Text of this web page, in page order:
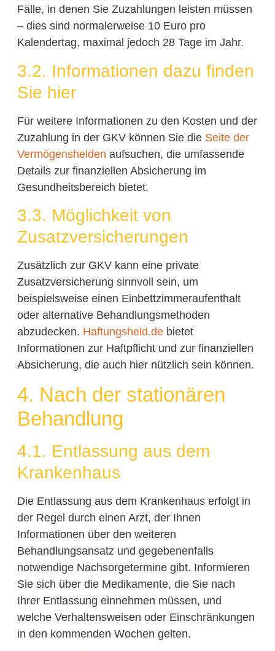
Fälle, in denen Sie Zuzahlungen leisten müssen
– dies sind normalerweise 10 Euro pro
Kalendertag, maximal jedoch 28 Tage im Jahr.
3.2. Informationen dazu finden
Sie hier
Für weitere Informationen zu den Kosten und der
Zuzahlung in der GKV können Sie die Seite der
Vermögenshelden aufsuchen, die umfassende
Details zur finanziellen Absicherung im
Gesundheitsbereich bietet.
3.3. Möglichkeit von
Zusatzversicherungen
Zusätzlich zur GKV kann eine private
Zusatzversicherung sinnvoll sein, um
beispielsweise einen Einbettzimmeraufenthalt
oder alternative Behandlungsmethoden
abzudecken. Haftungsheld.debietet
Informationen zur Haftpflicht und zur finanziellen
Absicherung, die auch hier nützlich sein können.
4. Nach der stationären
Behandlung
4.1. Entlassung aus dem
Krankenhaus
Die Entlassung aus dem Krankenhaus erfolgt in
der Regel durch einen Arzt, der Ihnen
Informationen über den weiteren
Behandlungsansatz und gegebenenfalls
notwendige Nachsorgetermine gibt. Informieren
Sie sich über die Medikamente, die Sie nach
Ihrer Entlassung einnehmen müssen, und
welche Verhaltensweisen oder Einschränkungen
in den kommenden Wochen gelten.